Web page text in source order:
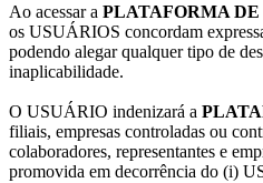
Ao acessar a PLATAFORMA
os USUÁRIOS concordam
podendo alegar qualquer tipo de
inaplicabilidade.
O USUÁRIO indenizará a
filiais, empresas controladas ou
colaboradores, representantes e
promovida em decorrência do (i)